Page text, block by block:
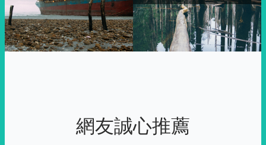
網友誠心推薦